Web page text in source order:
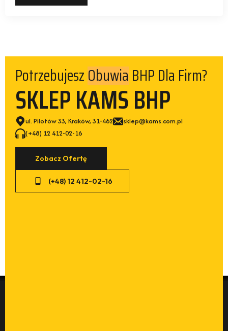
PotrzebujeszObuwia BHP Dla Firm?
SKLEP KAMS BHP
ul. Pilotów 33, Kraków, 31-462
sklep@kams.com.pl
(+48) 12 412-02-16
Zobacz Ofertę
(+48) 12 412-02-16